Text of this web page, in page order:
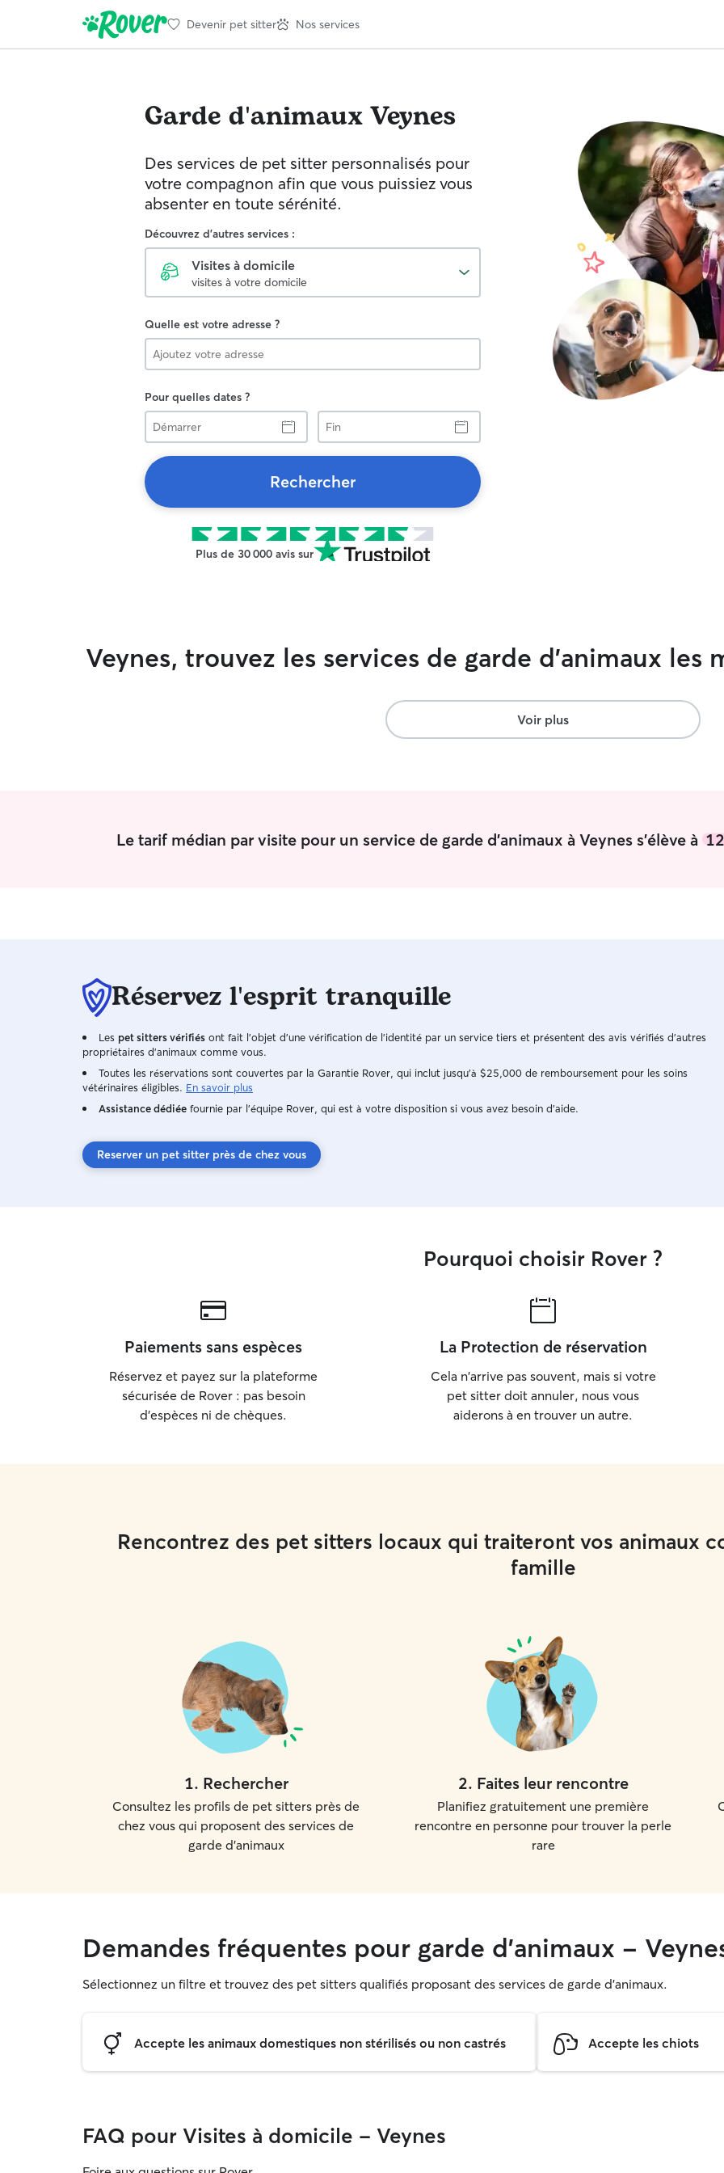
Devenir pet sitter Nos services
Garde d'animauxVeynes
Des services de pet sitter personnalisés pour
votre compagnon afin que vous puissiez vous
absenter en toute sérénité.
Découvrez d'autres services :
Visites à domicile
visites à votre domicile
Quelle est votre adresse ?
Pour quelles dates ?
Démarrer
Fin
Rechercher
Plus de 30 000 avis sur
Veynes, trouvez les services de garde d'animaux les
Voir plus
Le tarif médian par visite pour un service de garde d'animaux à Veynes s'élève à
Réservez l'esprit tranquille
Les pet sitters vérifiés ont fait l'objet d'une vérification de l'identité par un service tiers et présentent des avis vérifiés d'autres
propriétaires d'animaux comme vous.
Toutes les réservations sont couvertes par la Garantie Rover, qui inclut jusqu'à $25,000 de remboursement pour les soins
vétérinaires éligibles. En savoir plus
Assistance dédiée fournie par l'équipe Rover, qui est à votre disposition si vous avez besoin d'aide.
Reserver un pet sitter près de chez vous
Pourquoi choisir Rover ?
Paiements sans espèces
Réservez et payez sur la plateforme
sécurisée de Rover : pas besoin
d'espèces ni de chèques.
La Protection de réservation
Cela n'arrive pas souvent, mais si votre
pet sitter doit annuler, nous vous
aiderons à en trouver un autre.
Rencontrez des pet sitters locaux qui traiteront vos animaux
famille
1. Rechercher
Consultez les profils de pet sitters près de
chez vous qui proposent des services de
garde d'animaux
2. Faites leur rencontre
Planifiez gratuitement une première
rencontre en personne pour trouver la perle
rare
Demandes fréquentes pour garde d'animaux -
Sélectionnez un filtre et trouvez des pet sitters qualifiés proposant des services de garde d'animaux.
Accepte les animaux domestiques non stérilisés ou non castrés Accepte les chiots
FAQ pour Visites à domicile - Veynes